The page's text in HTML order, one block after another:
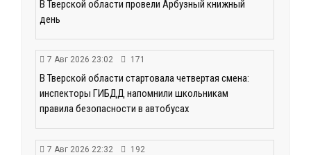
В Тверской области провели Арбузный книжный
день
7 Авг 2026 23:02 171
В Тверской области стартовала четвертая смена:
инспекторы ГИБДД напомнили школьникам
правила безопасности в автобусах
7 Авг 2026 22:32 192